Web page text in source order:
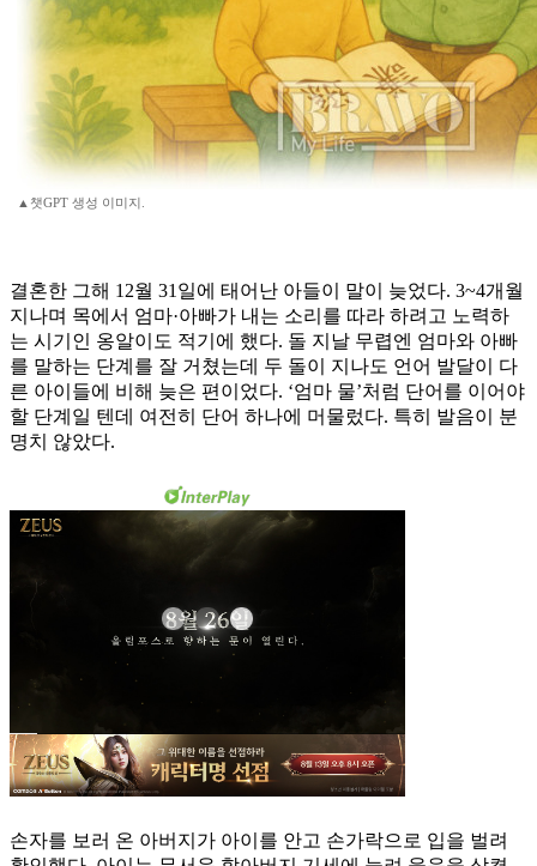
▲챗GPT 생성 이미지.
결혼한 그해 12월 31일에 태어난 아들이 말이 늦었다. 3~4개월
지나며 목에서 엄마·아빠가 내는 소리를 따라 하려고 노력하
는 시기인 옹알이도 적기에 했다. 돌 지날 무렵엔 엄마와 아빠
를 말하는 단계를 잘 거쳤는데 두 돌이 지나도 언어 발달이 다
른 아이들에 비해 늦은 편이었다. ‘엄마 물’처럼 단어를 이어야
할 단계일 텐데 여전히 단어 하나에 머물렀다. 특히 발음이 분
명치 않았다.
손자를 보러 온 아버지가 아이를 안고 손가락으로 입을 벌려